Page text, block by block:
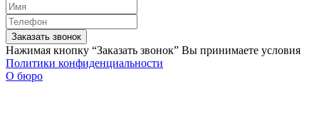
Заказать звонок
Нажимая кнопку “Заказать звонок” Вы принимаете условия
Политики конфиденциальности
О бюро